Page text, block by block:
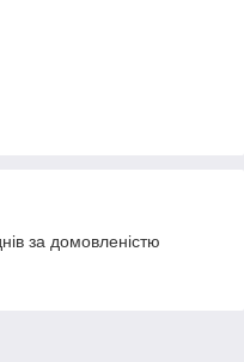
за домовленістю